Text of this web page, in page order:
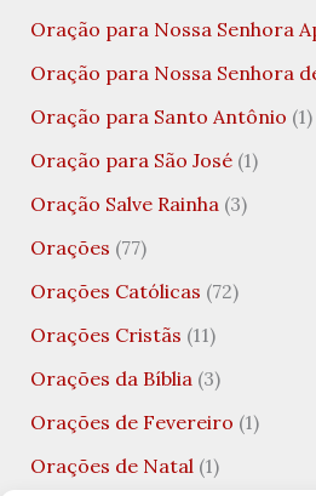
Oração para Nossa Senhora
Oração para Nossa Senhora
Oração para Santo Antônio (1)
Oração para São José(1)
Oração Salve Rainha(3)
Orações (77)
Orações Católicas (72)
Orações Cristãs (11)
Orações da Bíblia(3)
Orações de Fevereiro (1)
Orações de Natal(1)